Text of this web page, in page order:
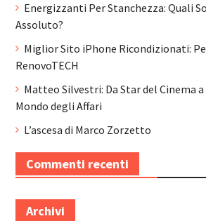
Energizzanti Per Stanchezza: Quali
Assoluto?
Miglior Sito iPhone Ricondizionati:
RenovoTECH
Matteo Silvestri: Da Star del Cinema
Mondo degli Affari
L’ascesa di Marco Zorzetto
Commenti recenti
Archivi